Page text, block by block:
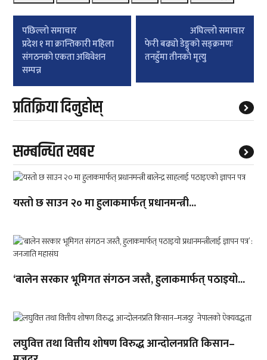
Post
navigation
पछिल्लाे समाचार
प्रदेश १ मा क्रान्तिकारी महिला
संगठनको एकता अधिवेशन
सम्पन्न
अघिल्लाे समाचार
फेरी बढ्यो डेङ्गुको सङ्क्रमणः
तनहुँमा तीनको मृत्यु
प्रतिक्रिया दिनुहोस्
सम्बन्धित खबर
यस्तो छ साउन २० मा हुलाकमार्फत् प्रधानमन्त्री...
‘बालेन सरकार भूमिगत संगठन जस्तै, हुलाकमार्फत् पठाइयो...
लघुवित्त तथा वित्तीय शोषण विरुद्ध आन्दोलनप्रति किसान–